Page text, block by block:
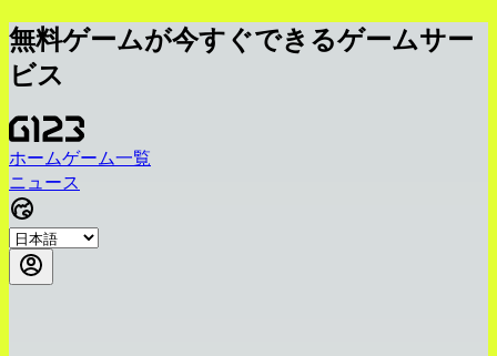
無料ゲームが今すぐできるゲームサー
ビス
ホームゲーム一覧
ニュース